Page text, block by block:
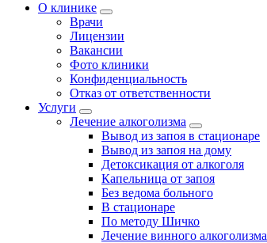
О клинике
Врачи
Лицензии
Вакансии
Фото клиники
Конфиденциальность
Отказ от ответственности
Услуги
Лечение алкоголизма
Вывод из запоя в стационаре
Вывод из запоя на дому
Детоксикация от алкоголя
Капельница от запоя
Без ведома больного
В стационаре
По методу Шичко
Лечение винного алкоголизма